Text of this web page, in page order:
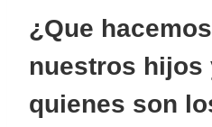
¿Que
nuestros hijos
quienes son